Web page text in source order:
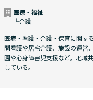
医療・福祉
└介護
医療・看護・介護・保育に関す
問看護や居宅介護、施設の運営
園や心身障害児支援など。地域
している。